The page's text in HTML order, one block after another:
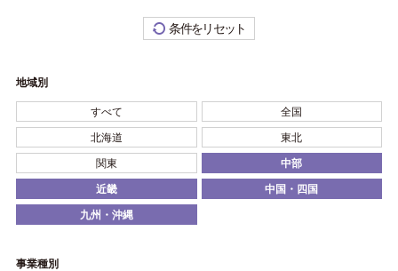
条件をリセット
地域別
すべて 全国
北海道 東北
関東 中部
近畿 中国・四国
九州・沖縄
事業種別